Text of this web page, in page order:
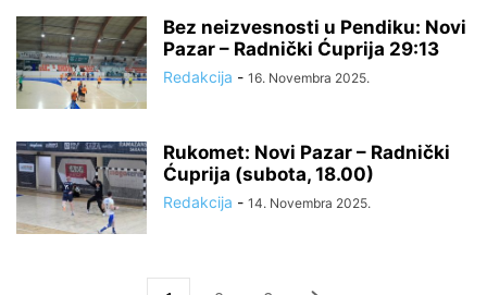
Bez neizvesnosti u Pendiku: Novi
Pazar – Radnički Ćuprija 29:13
Redakcija - 16. Novembra 2025.
Rukomet: Novi Pazar – Radnički
Ćuprija (subota, 18.00)
Redakcija - 14. Novembra 2025.